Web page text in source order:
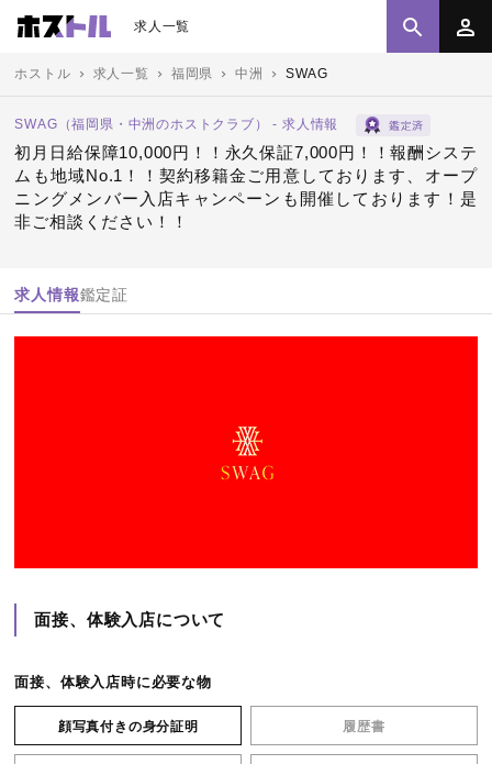
求人一覧
ホストル 求人一覧 福岡県 中洲 SWAG
SWAG（福岡県・中洲のホストクラブ） - 求人情報
初月日給保障10,000円！！永久保証7,000円！！報酬システ
ムも地域No.1！！契約移籍金ご用意しております、オープ
ニングメンバー入店キャンペーンも開催しております！是
非ご相談ください！！
求人情報鑑定証
面接、体験入店について
面接、体験入店時に必要な物
顔写真付きの身分証明 履歴書